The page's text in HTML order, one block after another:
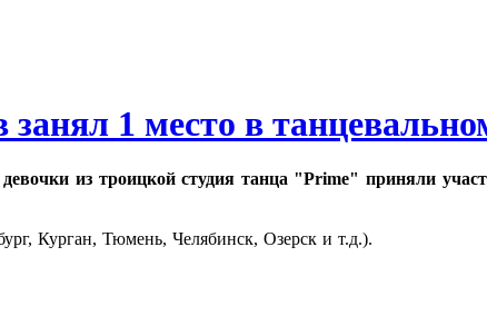
1 место в
из троицкой студия танца "Prime" приняли
Курган, Тюмень, Челябинск, Озерск и т.д.).